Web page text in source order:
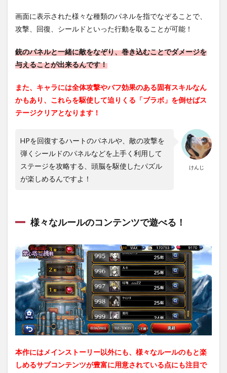
う！
2.2
ルバ
トル
して
みよ
う！
ジェ
ント
の属
性に
注目
エー
ント
を育
成し
て有
利に
戦お
う！
3
『THE
CHASER』
ー・感
想：まと
画面に表示された様々な種類のパネルを指でなぞることで、
攻撃、回復、シールドといった行動を取ることが可能！
銃のパネルと一緒に敵をなぞり、巻き込むことでダメージを
与えることが出来るんです！
また、キャラには全体攻撃やバフ効果のある固有スキルなん
かもあり、これらを駆使して迫りくる「ブラボ」を倒せばス
テージクリアとなります！
けんじ
HPを回復するハートのパネルや、敵の攻撃を
弾くシールドのパネルなどを上手く利用して
ステージを攻略する、頭脳を駆使したパズル
が楽しめるんですよ！
様々なルールのコンテンツで遊べる！
本作にはメインストーリー以外にも、様々なルールのもと楽
しめるサブコンテンツが豊富に用意されている点にも注目で